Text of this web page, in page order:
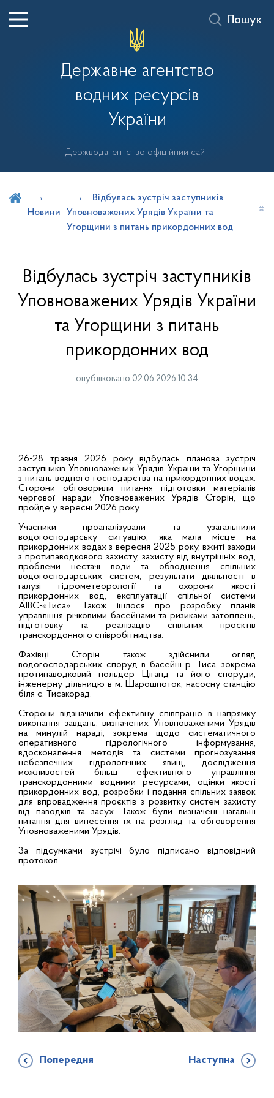
Державне агентство
водних ресурсів
України
Держводагентство офіційний сайт
Пошук
Новини
Відбулась зустріч заступників
Уповноважених Урядів України та
Угорщини з питань прикордонних вод
Відбулась зустріч заступників
Уповноважених Урядів України
та Угорщини з питань
прикордонних вод
опубліковано 02.06.2026 10:34
26-28 травня 2026 року відбулась планова зустріч
заступників Уповноважених Урядів України та Угорщини
з питань водного господарства на прикордонних водах.
Сторони обговорили питання підготовки матеріалів
чергової наради Уповноважених Урядів Сторін, що
пройде у вересні 2026 року.
Учасники проаналізували та узагальнили
водогосподарську ситуацію, яка мала місце на
прикордонних водах з вересня 2025 року, вжиті заходи
з протипаводкового захисту, захисту від внутрішніх вод,
проблеми нестачі води та обводнення спільних
водогосподарських систем, результати діяльності в
галузі гідрометеорології та охорони якості
прикордонних вод, експлуатації спільної системи
АІВС-«Тиса». Також ішлося про розробку планів
управління річковими басейнами та ризиками затоплень,
підготовку та реалізацію спільних проєктів
транскордонного співробітництва.
Фахівці Сторін також здійснили огляд
водогосподарських споруд в басейні р. Тиса, зокрема
протипаводковий польдер Ціганд та його споруди,
інженерну дільницю в м. Шарошпоток, насосну станцію
біля с. Тисакорад.
Сторони відзначили ефективну співпрацю в напрямку
виконання завдань, визначених Уповноваженими Урядів
на минулій нараді, зокрема щодо систематичного
оперативного гідрологічного інформування,
вдосконалення методів та системи прогнозування
небезпечних гідрологічних явищ, дослідження
можливостей більш ефективного управління
транскордонними водними ресурсами, оцінки якості
прикордонних вод, розробки і подання спільних заявок
для впровадження проєктів з розвитку систем захисту
від паводків та засух. Також були визначені нагальні
питання для винесення їх на розгляд та обговорення
Уповноваженими Урядів.
За підсумками зустрічі було підписано відповідний
протокол.
Попередня Наступна